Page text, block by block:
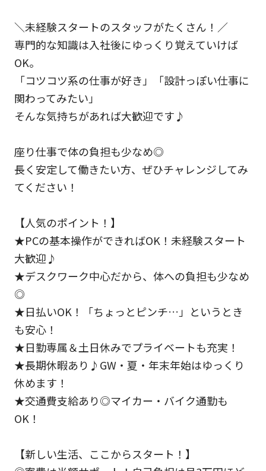
＼未経験スタートのスタッフがたくさん！／
専門的な知識は入社後にゆっくり覚えていけば
OK。
「コツコツ系の仕事が好き」「設計っぽい仕事に
関わってみたい」
そんな気持ちがあれば大歓迎です♪
座り仕事で体の負担も少なめ◎
長く安定して働きたい方、ぜひチャレンジしてみ
てください！
【人気のポイント！】
★PCの基本操作ができればOK！未経験スタート
大歓迎♪
★デスクワーク中心だから、体への負担も少なめ
◎
★日払いOK！「ちょっとピンチ…」というとき
も安心！
★日勤専属＆土日休みでプライベートも充実！
★長期休暇あり♪GW・夏・年末年始はゆっくり
休めます！
★交通費支給あり◎マイカー・バイク通勤も
OK！
【新しい生活、ここからスタート！】